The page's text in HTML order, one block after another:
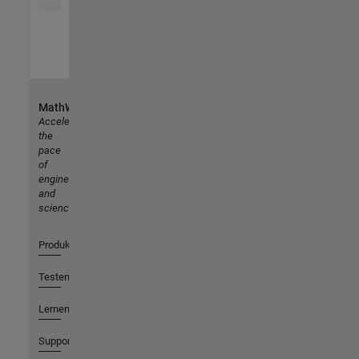
MathWorks
Accelerating
the
pace
of
engineering
and
science
Produkte
Testen oder Kaufen
Lernen
Support